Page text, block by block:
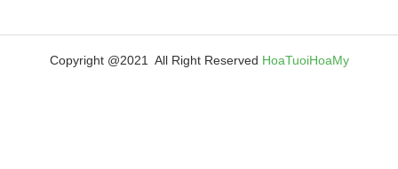
Copyright @2021 All Right Reserved HoaTuoiHoaMy